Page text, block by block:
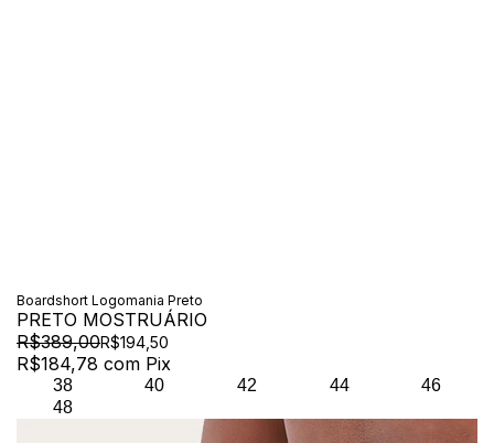
Boardshort Logomania Preto
PRETO MOSTRUÁRIO
R$389,00R$194,50
R$184,78 com Pix
38 40 42 44
46
48